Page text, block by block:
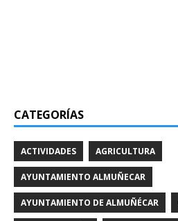
CATEGORÍAS
ACTIVIDADES AGRICULTURA
AYUNTAMIENTO ALMUÑECAR
AYUNTAMIENTO DE ALMUÑÉCAR